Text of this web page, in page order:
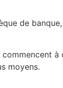
de banque,
commencent à
moyens.